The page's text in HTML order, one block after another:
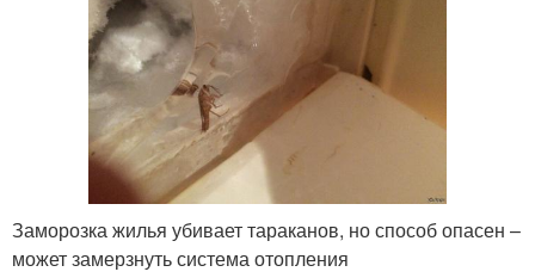
Заморозка жилья убивает тараканов, но способ опасен –
может замерзнуть система отопления